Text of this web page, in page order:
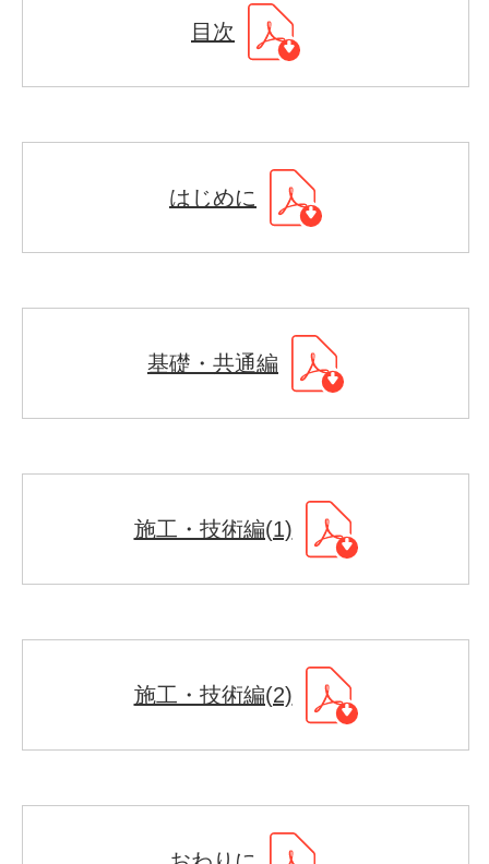
目次
はじめに
基礎・共通編
施工・技術編(1)
施工・技術編(2)